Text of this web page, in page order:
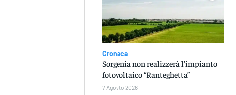
Cronaca
Sorgenia non realizzerà l’impianto
fotovoltaico “Ranteghetta”
7 Agosto 2026